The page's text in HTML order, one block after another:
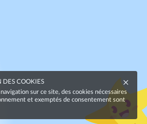
DES COOKIES
sur ce site, des cookies nécessaires
et exemptés de consentement sont